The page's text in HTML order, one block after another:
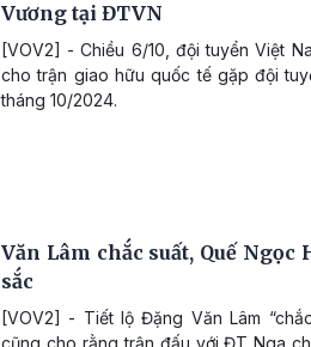
Vương tại ĐTVN
[VOV2] - Chiều 6/10, đội tuyển Việt
cho trận giao hữu quốc tế gặp đội
tháng 10/2024.
Văn Lâm chắc suất, Quế
sắc
[VOV2] - Tiết lộ Đặng Văn Lâm